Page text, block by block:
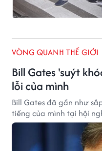
Bill Gates 'suýt
lỗi của mình
VÒNG QUANH THẾ GIỚI
Bill Gates đã gần như
tiếng của mình tại hội